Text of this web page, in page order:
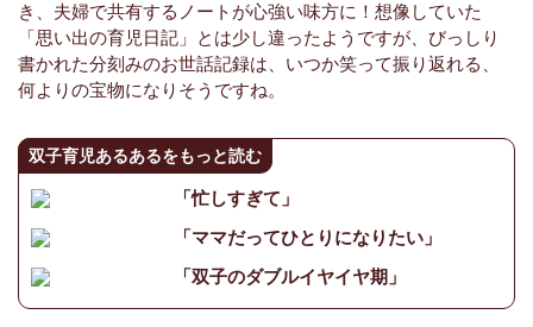
き、夫婦で共有するノートが心強い味方に！想像していた
「思い出の育児日記」とは少し違ったようですが、びっしり
書かれた分刻みのお世話記録は、いつか笑って振り返れる、
何よりの宝物になりそうですね。
双子育児あるあるをもっと読む
「忙しすぎて」
「ママだってひとりになりたい」
「双子のダブルイヤイヤ期」